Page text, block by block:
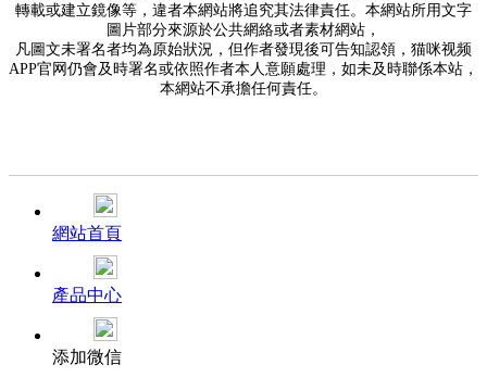
轉載或建立鏡像等，違者本網站將追究其法律責任。本網站所用文字
圖片部分來源於公共網絡或者素材網站，
凡圖文未署名者均為原始狀況，但作者發現後可告知認領，猫咪视频
APP官网仍會及時署名或依照作者本人意願處理，如未及時聯係本站，
本網站不承擔任何責任。
網站首頁
產品中心
添加微信